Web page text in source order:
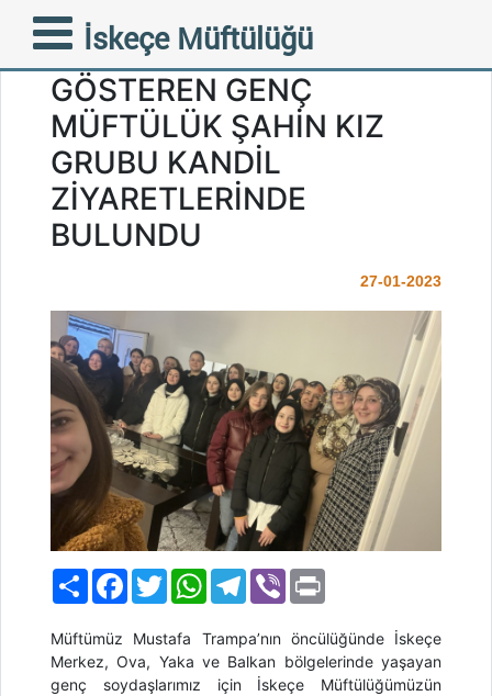
İskeçe Müftülüğü
MÜFTÜLÜĞÜMÜZÜN
BÜNYESİNDE FAALİYET
GÖSTEREN GENÇ
MÜFTÜLÜK ŞAHİN KIZ
GRUBU KANDİL
ZİYARETLERİNDE
BULUNDU
27-01-2023
PaylaşFacebook
TwitterWhatsAppTelegram
Viber
Müftümüz Mustafa Trampa’nın öncülüğünde İskeçe
Merkez, Ova, Yaka ve Balkan bölgelerinde yaşayan
genç soydaşlarımız için İskeçe Müftülüğümüzün